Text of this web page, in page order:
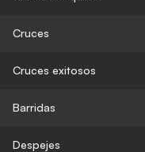
Cruces
Cruces exitosos
Barridas
Despejes